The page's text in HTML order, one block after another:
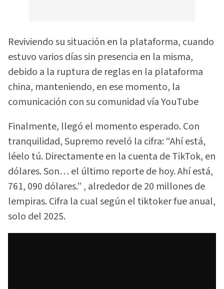
Reviviendo su situación en la plataforma, cuando
estuvo varios días sin presencia en la misma,
debido a la ruptura de reglas en la plataforma
china, manteniendo, en ese momento, la
comunicación con su comunidad vía YouTube
Finalmente, llegó el momento esperado. Con
tranquilidad, Supremo reveló la cifra: “Ahí está,
léelo tú. Directamente en la cuenta de TikTok, en
dólares. Son… el último reporte de hoy. Ahí está,
761, 090 dólares.” , alrededor de 20 millones de
lempiras. Cifra la cual según el tiktoker fue anual,
solo del 2025.